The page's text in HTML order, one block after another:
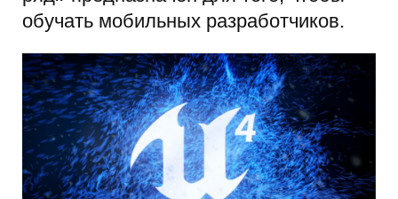
обучать мобильных разработчиков.